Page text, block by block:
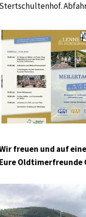
Stertschultenhof.
freuen und auf
Eure Oldtimerfreunde